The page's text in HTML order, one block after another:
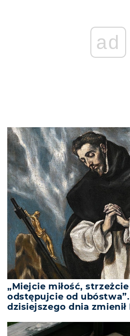
ad
„Miejcie miłość,
odstępujcie od
dzisiejszego dnia zmienił